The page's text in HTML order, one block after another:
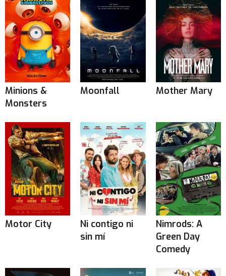
Minions &
Monsters
Moonfall Mother Mary
Motor City
Ni contigo ni
sin mí
Nimrods: A
Green Day
Comedy